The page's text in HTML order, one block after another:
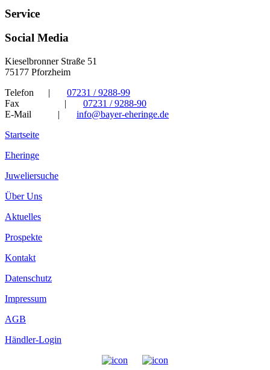
Service
Social Media
Kieselbronner Straße 51
75177 Pforzheim
Telefon
|
07231 / 9288-99
Fax
|
07231 / 9288-90
E-Mail
|
info@bayer-eheringe.de
Startseite
Eheringe
Juweliersuche
Über Uns
Aktuelles
Prospekte
Kontakt
Datenschutz
Impressum
AGB
Händler-Login